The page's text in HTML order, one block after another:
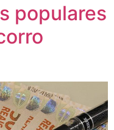
populares